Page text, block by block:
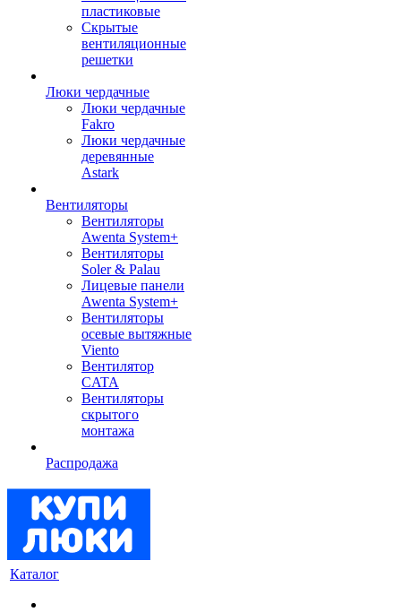
пластиковые
Скрытые
вентиляционные
решетки
Люки чердачные
Люки чердачные
Fakro
Люки чердачные
деревянные
Astark
Вентиляторы
Вентиляторы
Awenta System+
Вентиляторы
Soler & Palau
Лицевые панели
Awenta System+
Вентиляторы
осевые вытяжные
Viento
Вентилятор
CATA
Вентиляторы
скрытого
монтажа
Распродажа
Каталог